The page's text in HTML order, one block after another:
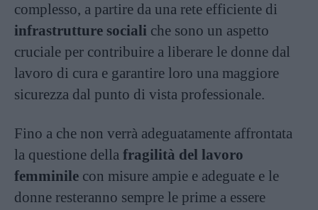
complesso, a partire da una rete efficiente di
infrastrutture sociali che sono un aspetto
cruciale per contribuire a liberare le donne dal
lavoro di cura e garantire loro una maggiore
sicurezza dal punto di vista professionale.
Fino a che non verrà adeguatamente affrontata
la questione della fragilità del lavoro
femminile con misure ampie e adeguate e le
donne resteranno sempre le prime a essere